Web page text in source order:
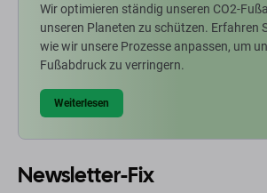
Wir optimieren ständig unseren CO2-
unseren Planeten zu schützen. Erfahren
wie wir unsere Prozesse anpassen, um
Fußabdruck zu verringern.
Weiterlesen
Newsletter-Fix